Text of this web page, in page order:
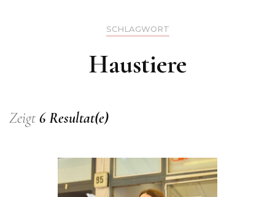
SCHLAGWORT
Haustiere
Zeigt 6 Resultat(e)